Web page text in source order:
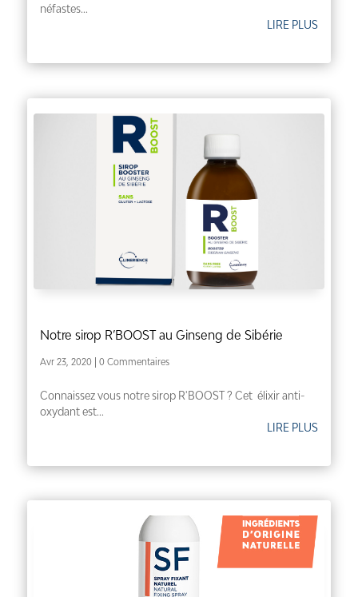
néfastes...
LIRE PLUS
Notre sirop R’BOOST au Ginseng de Sibérie
Avr 23, 2020| 0 Commentaires
Connaissez vous notre sirop R'BOOST ? Cet élixir anti-
oxydant est...
LIRE PLUS